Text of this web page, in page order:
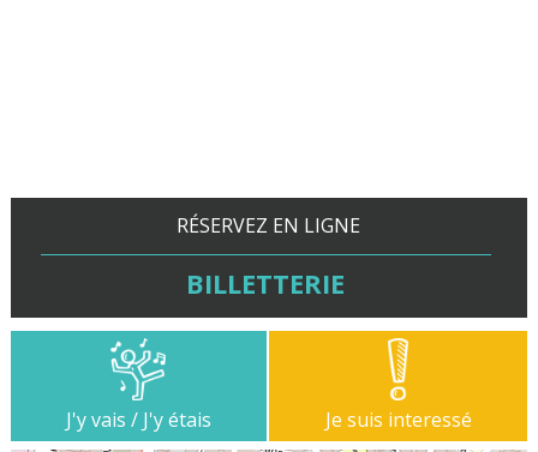
RÉSERVEZ EN LIGNE
BILLETTERIE
J'y vais / J'y étais Je suis interessé